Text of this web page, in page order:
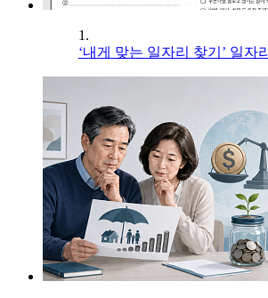
1.
‘내게 맞는 일자리 찾기’ 일자